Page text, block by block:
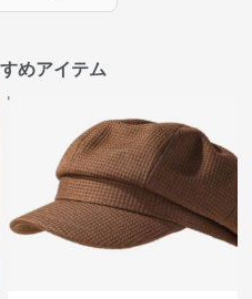
めアイテム